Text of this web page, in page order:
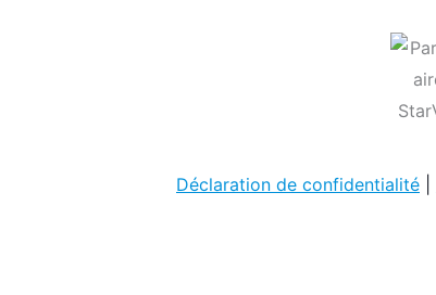
Déclaration de confidentialité